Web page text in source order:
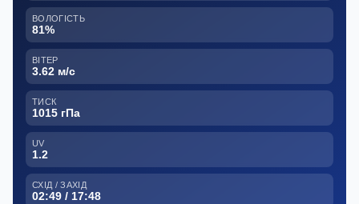
ВОЛОГІСТЬ
81%
ВІТЕР
3.62 м/с
ТИСК
1015 гПа
UV
1.2
СХІД / ЗАХІД
02:49 / 17:48